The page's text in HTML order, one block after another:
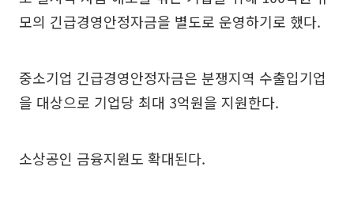
모의 긴급경영안정자금을 별도로 운영하기로 했다.
중소기업 긴급경영안정자금은 분쟁지역 수출입기업
을 대상으로 기업당 최대 3억원을 지원한다.
소상공인 금융지원도 확대된다.